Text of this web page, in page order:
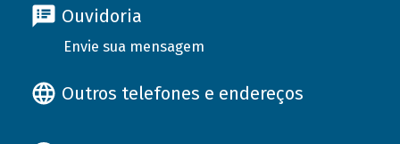
Ouvidoria
Envie sua mensagem
Outros telefones e endereços